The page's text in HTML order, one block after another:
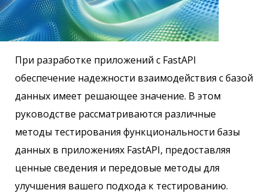
При разработке приложений с FastAPI
обеспечение надежности взаимодействия с базой
данных имеет решающее значение. В этом
руководстве рассматриваются различные
методы тестирования функциональности базы
данных в приложениях FastAPI, предоставляя
ценные сведения и передовые методы для
улучшения вашего подхода к тестированию.